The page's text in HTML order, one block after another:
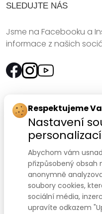
SLEDUJTE NÁS
Jsme na Facebooku a
informace z našich
Rychlý kontakt:
SANOMED, spol. s r.o.
Palackého třída 240/75
612 00 Brno-Královo Pole
Prodejna:+420 541 422
e-mail:
Respektujeme
Nastavení
personalizací
Abychom vám
přizpůsobený obsah
anonymně
soubory cookies,
sociální média,
upravíte odkazem